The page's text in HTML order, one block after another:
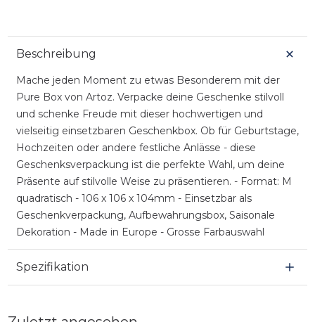
Beschreibung
Mache jeden Moment zu etwas Besonderem mit der
Pure Box von Artoz. Verpacke deine Geschenke stilvoll
und schenke Freude mit dieser hochwertigen und
vielseitig einsetzbaren Geschenkbox. Ob für Geburtstage,
Hochzeiten oder andere festliche Anlässe - diese
Geschenksverpackung ist die perfekte Wahl, um deine
Präsente auf stilvolle Weise zu präsentieren. - Format: M
quadratisch - 106 x 106 x 104mm - Einsetzbar als
Geschenkverpackung, Aufbewahrungsbox, Saisonale
Dekoration - Made in Europe - Grosse Farbauswahl
Spezifikation